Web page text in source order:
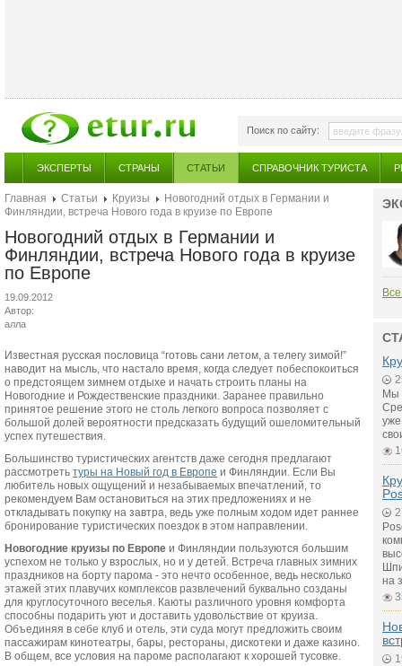
Поиск по сайту:
ЭКСПЕРТЫ СТРАНЫ СТАТЬИ СПРАВОЧНИК ТУРИСТА
Главная Статьи Круизы
Новогодний отдых в Германии и
Финляндии, встреча Нового года в круизе по Европе
Новогодний отдых в Германии и
Финляндии, встреча Нового года в круизе
по Европе
19.09.2012
Автор:
алла
Известная русская пословица “готовь сани летом, а телегу зимой!”
наводит на мысль, что настало время, когда следует побеспокоиться
о предстоящем зимнем отдыхе и начать строить планы на
Новогодние и Рождественские праздники. Заранее правильно
принятое решение этого не столь легкого вопроса позволяет с
большой долей вероятности предсказать будущий ошеломительный
успех путешествия.
Большинство туристических агентств даже сегодня предлагают
рассмотреть туры на Новый год в Европе и Финляндии. Если Вы
любитель новых ощущений и незабываемых впечатлений, то
рекомендуем Вам остановиться на этих предложениях и не
откладывать покупку на завтра, ведь уже полным ходом идет раннее
бронирование туристических поездок в этом направлении.
Новогодние круизы по Европе и Финляндии пользуются большим
успехом не только у взрослых, но и у детей. Встреча главных зимних
праздников на борту парома - это нечто особенное, ведь несколько
этажей этих плавучих комплексов развлечений буквально созданы
для круглосуточного веселья. Каюты различного уровня комфорта
способны подарить уют и доставить удовольствие от круиза.
Объединяя в себе клуб и отель, эти суда могут предложить своим
пассажирам кинотеатры, бары, рестораны, дискотеки и даже казино.
В общем, все условия на пароме располагают к хорошей тусовке.
Мы
уже
на